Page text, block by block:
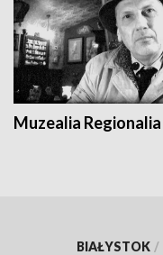
Muzealia Regionalia
BIAŁYSTOK /